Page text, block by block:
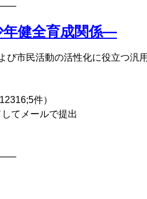
健全育成関係―
び市民活動の活性化に役立つ
件）
てメールで提出